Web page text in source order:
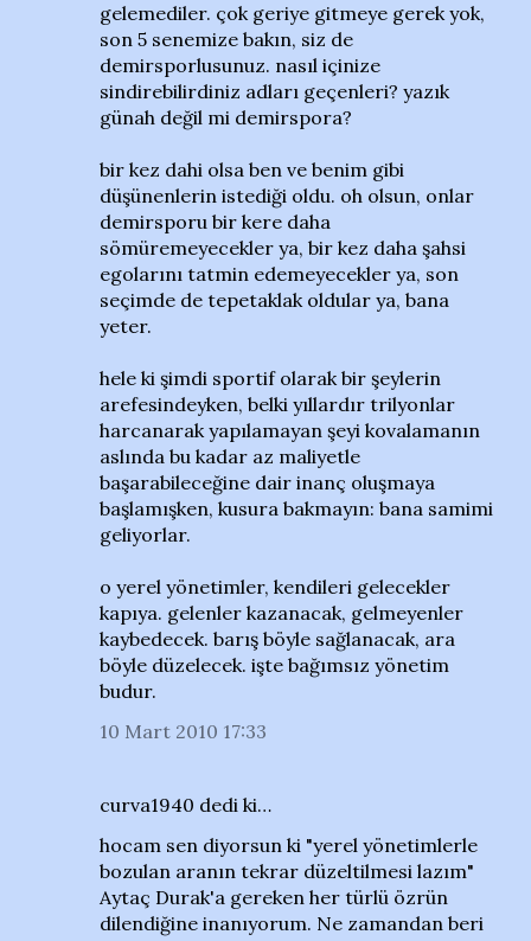
gelemediler. çok geriye gitmeye gerek yok,
son 5 senemize bakın, siz de
demirsporlusunuz. nasıl içinize
sindirebilirdiniz adları geçenleri? yazık
günah değil mi demirspora?
bir kez dahi olsa ben ve benim gibi
düşünenlerin istediği oldu. oh olsun, onlar
demirsporu bir kere daha
sömüremeyecekler ya, bir kez daha şahsi
egolarını tatmin edemeyecekler ya, son
seçimde de tepetaklak oldular ya, bana
yeter.
hele ki şimdi sportif olarak bir şeylerin
arefesindeyken, belki yıllardır trilyonlar
harcanarak yapılamayan şeyi kovalamanın
aslında bu kadar az maliyetle
başarabileceğine dair inanç oluşmaya
başlamışken, kusura bakmayın: bana samimi
geliyorlar.
o yerel yönetimler, kendileri gelecekler
kapıya. gelenler kazanacak, gelmeyenler
kaybedecek. barış böyle sağlanacak, ara
böyle düzelecek. işte bağımsız yönetim
budur.
10 Mart 2010 17:33
curva1940 dedi ki…
hocam sen diyorsun ki "yerel yönetimlerle
bozulan aranın tekrar düzeltilmesi lazım"
Aytaç Durak'a gereken her türlü özrün
dilendiğine inanıyorum. Ne zamandan beri